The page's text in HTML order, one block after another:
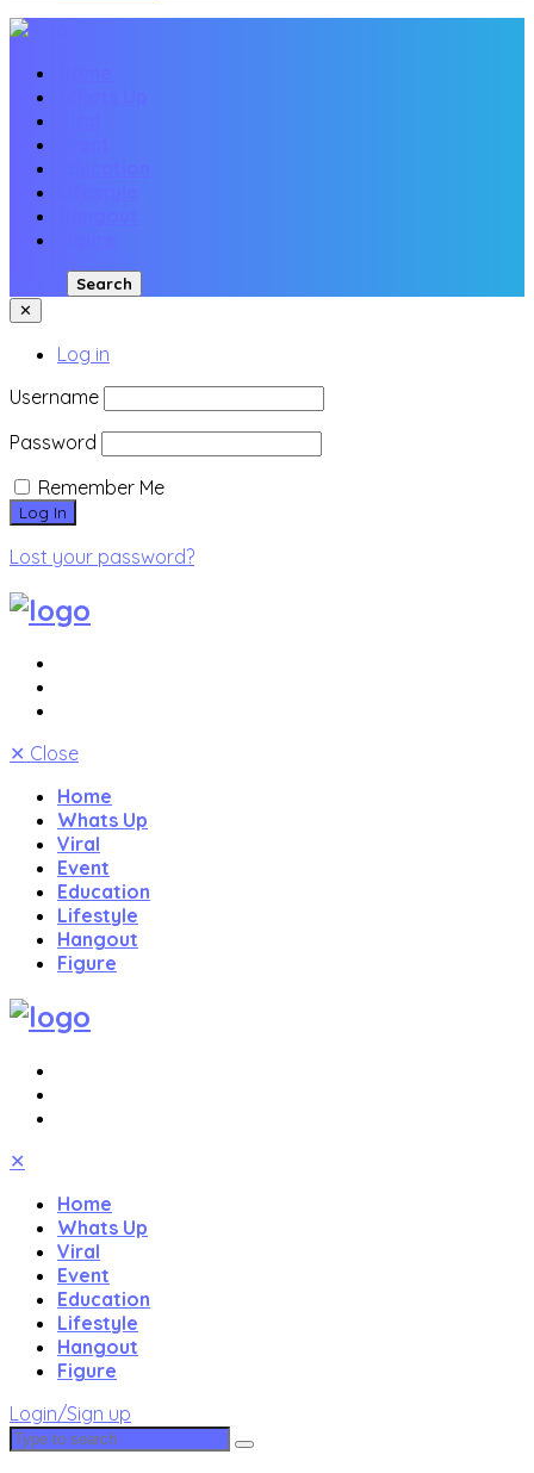
Search
✕
Log in
Username
Password
Remember Me
Lost your password?
✕ Close
Home
Whats Up
Viral
Event
Education
Lifestyle
Hangout
Figure
✕
Home
Whats Up
Viral
Event
Education
Lifestyle
Hangout
Figure
Login/Sign up